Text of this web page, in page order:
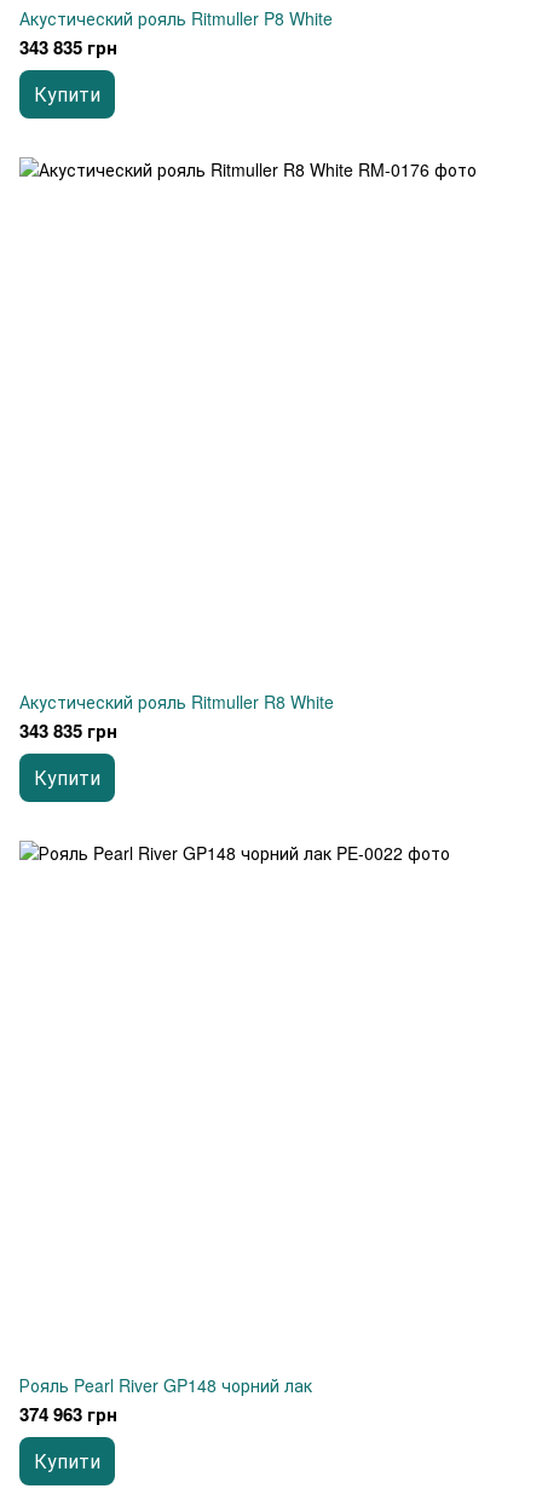
Акустический рояль Ritmuller P8 White
343 835 грн
Купити
Акустический рояль Ritmuller R8 White
343 835 грн
Купити
Рояль Pearl River GP148 чорний лак
374 963 грн
Купити